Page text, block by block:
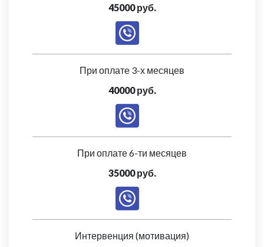
45000 руб.
При оплате 3-х месяцев
40000 руб.
При оплате 6-ти месяцев
35000 руб.
Интервенция (мотивация)